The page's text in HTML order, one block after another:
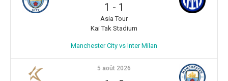
1 - 1
Asia Tour
Kai Tak Stadium
Manchester City vs Inter Milan
5 août 2026